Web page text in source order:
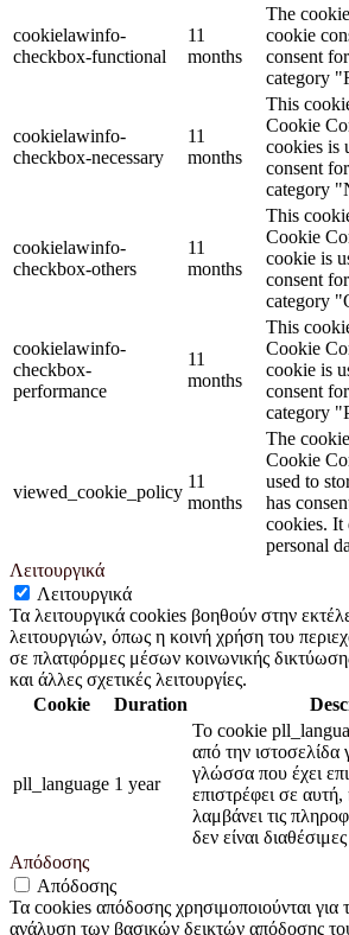
cookielawinfo-
checkbox-functional
11
months
The
cookie
consent
category
cookielawinfo-
checkbox-necessary
11
months
This
Cookie
cookies is
consent
category
cookielawinfo-
checkbox-others
11
months
This
Cookie
cookie is
consent
category
cookielawinfo-
checkbox-
performance
11
months
This
Cookie
cookie is
consent
category
viewed_cookie_policy
11
months
The
Cookie
used to
has
cookies. It
personal
Λειτουργικά
Λειτουργικά
Τα λειτουργικά cookies βοηθούν στην
λειτουργιών, όπως η κοινή χρήση του
σε πλατφόρμες μέσων κοινωνικής
και άλλες σχετικές λειτουργίες.
Cookie
Duration
pll_language 1 year
Το cookie
από την ιστοσελίδα
γλώσσα που έχει
επιστρέφει σε
λαμβάνει τις
δεν είναι
Απόδοσης
Απόδοσης
Τα cookies απόδοσης χρησιμοποιούνται για
ανάλυση των βασικών δεικτών απόδοσης